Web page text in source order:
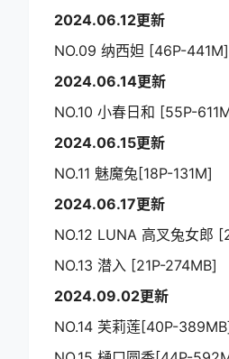
2024.06.12更新
NO.09 纳西妲 [46P-441M]
2024.06.14更新
NO.10 小春日和 [55P-
2024.06.15更新
NO.11 魅魔兔[18P-131M]
2024.06.17更新
NO.12 LUNA 高叉兔女郎
NO.13 潜入 [21P-274MB]
2024.09.02更新
NO.14 芙莉莲[40P-